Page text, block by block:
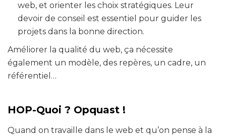
web, et orienter les choix stratégiques. Leur
devoir de conseil est essentiel pour guider les
projets dans la bonne direction.
Améliorer la qualité du web, ça nécessite
également un modèle, des repères, un cadre, un
référentiel…
HOP-Quoi ? Opquast !
Quand on travaille dans le web et qu’on pense à la